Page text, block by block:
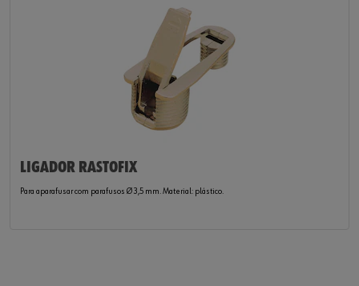
LIGADOR RASTOFIX
Para aparafusar com parafusos Ø 3,5 mm. Material: plástico.